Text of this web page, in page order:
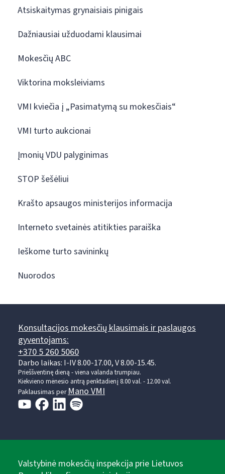
Atsiskaitymas grynaisiais pinigais
Dažniausiai užduodami klausimai
Mokesčių ABC
Viktorina moksleiviams
VMI kviečia į „Pasimatymą su mokesčiais“
VMI turto aukcionai
Įmonių VDU palyginimas
STOP šešėliui
Krašto apsaugos ministerijos informacija
Interneto svetainės atitikties paraiška
Ieškome turto savininkų
Nuorodos
Konsultacijos mokesčių klausimais ir paslaugos
gyventojams:
+370 5 260 5060
Darbo laikas: I-IV 8.00-17.00, V 8.00-15.45.
Prieššventinę dieną - viena valanda trumpiau.
Kiekvieno mėnesio antrą penktadienį 8.00 val. - 12.00 val.
Paklausimas perMano VMI
Valstybinė mokesčių inspekcija prie Lietuvos